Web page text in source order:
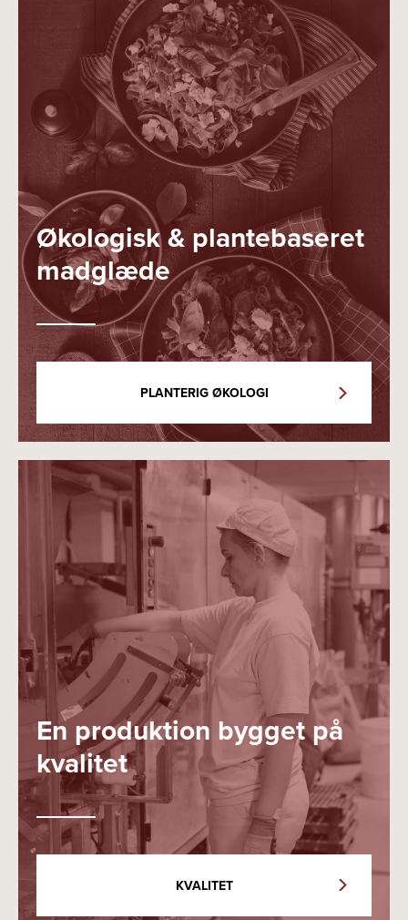
Økologisk & plantebaseret
madglæde
PLANTERIG ØKOLOGI
En produktion bygget på
kvalitet
KVALITET